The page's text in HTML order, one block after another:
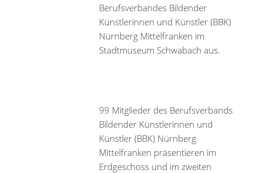
Berufsverbandes Bildender
Künstlerinnen und Künstler (BBK)
Nürnberg Mittelfranken im
Stadtmuseum Schwabach aus.
99 Mitglieder des Berufsverbands
Bildender Künstlerinnen und
Künstler (BBK) Nürnberg
Mittelfranken präsentieren im
Erdgeschoss und im zweiten